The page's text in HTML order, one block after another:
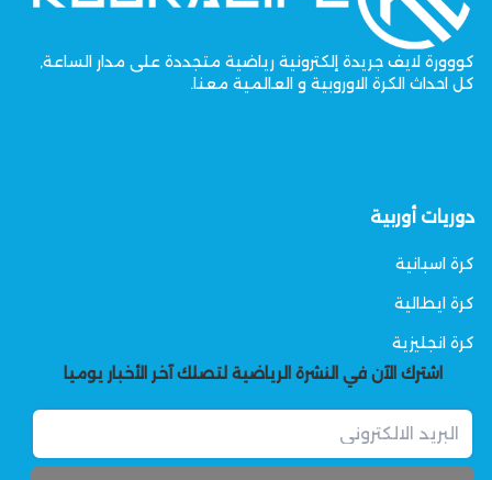
كووورة لايف جريدة إلكترونية رياضية متجددة على مدار الساعة,
كل احداث الكرة الاوروبية و العالمية معنا.
دوريات أوربية
كرة اسبانية
كرة ايطالية
كرة انجليزية
اشترك الآن في النشرة الرياضية لتصلك آخر الأخبار يوميا